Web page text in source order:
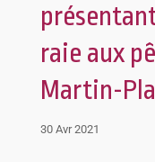
raie aux
Martin-
30 Avr 2021